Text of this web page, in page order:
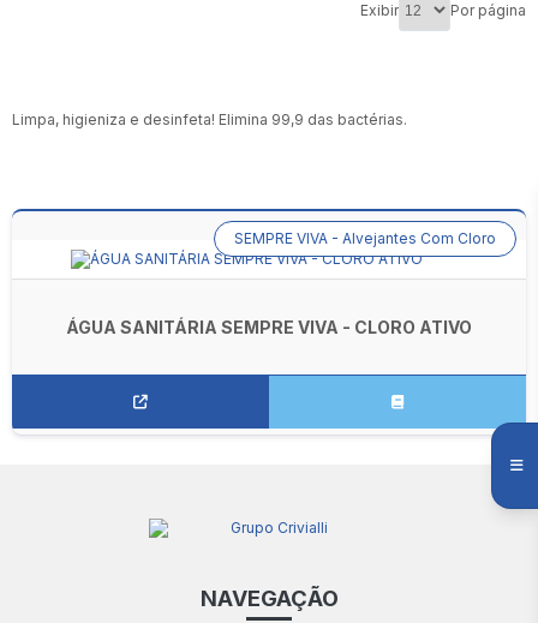
Exibir Por página
Limpa, higieniza e desinfeta! Elimina 99,9 das bactérias.
ÁGUA SANITÁRIA SEMPRE VIVA - CLORO ATIVO
SEMPRE VIVA - Alvejantes Com Cloro
NAVEGAÇÃO